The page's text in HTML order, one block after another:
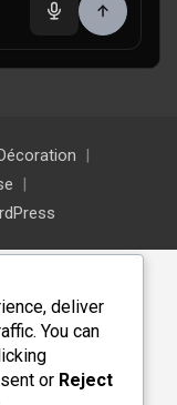
deliver
You can
or Reject